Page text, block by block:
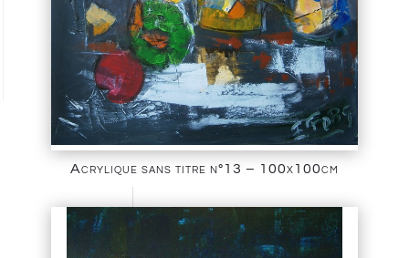
Acrylique sans titre n°13 – 100x100cm